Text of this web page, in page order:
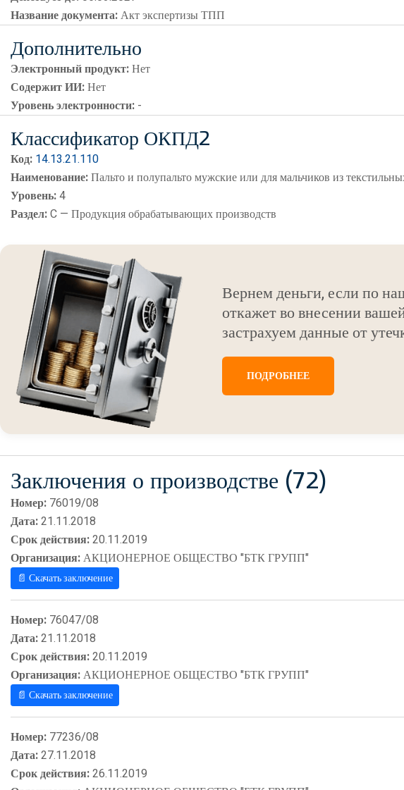
Название документа:Акт экспертизы ТПП
Дополнительно
Электронный продукт:Нет
Содержит ИИ:Нет
Уровень электронности: -
Классификатор ОКПД2
Код: 14.13.21.110
Наименование:Пальто и полупальто мужские или для мальчиков из
Уровень:4
Раздел:C — Продукция обрабатывающих производств
Вернем деньги, если по
откажет во внесении
застрахуем данные от
ПОДРОБНЕЕ
Заключения о производстве (72)
Номер: 76019/08
Дата:21.11.2018
Срок действия:20.11.2019
Организация:АКЦИОНЕРНОЕ ОБЩЕСТВО "БТК ГРУПП"
📄 Скачать заключение
Номер: 76047/08
Дата:21.11.2018
Срок действия:20.11.2019
Организация:АКЦИОНЕРНОЕ ОБЩЕСТВО "БТК ГРУПП"
📄 Скачать заключение
Номер: 77236/08
Дата:27.11.2018
Срок действия:26.11.2019